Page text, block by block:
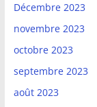
Décembre 2023
novembre 2023
octobre 2023
septembre 2023
août 2023